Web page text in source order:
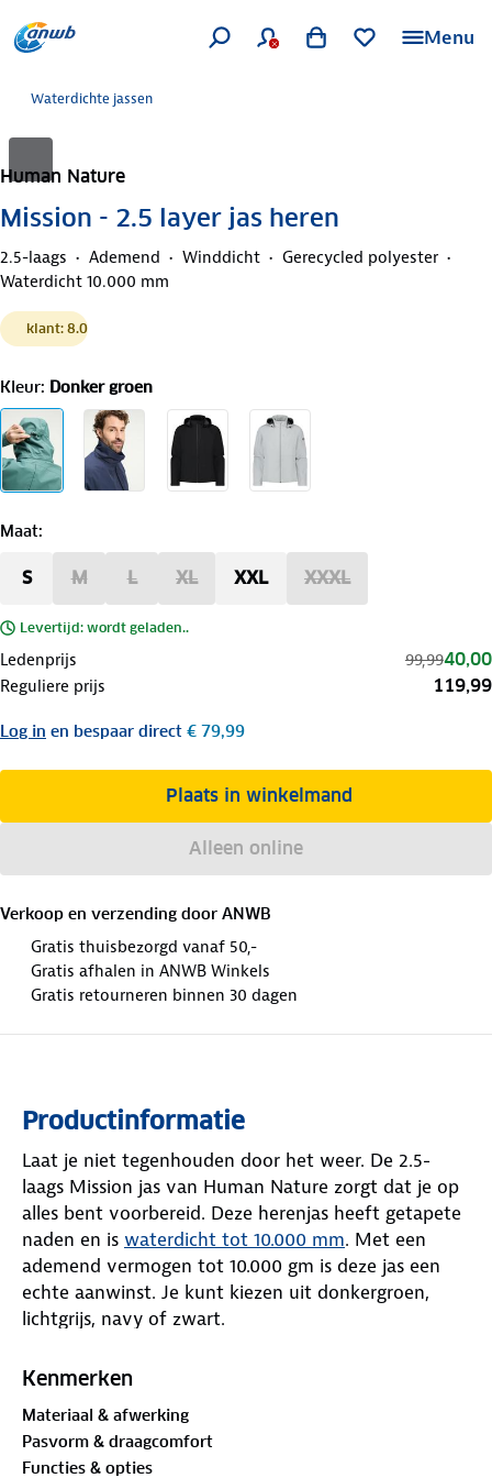
Menu
Waterdichte jassen
Human Nature
Mission - 2.5 layer jas heren
2.5-laags Ademend Winddicht
Gerecycled polyester
Waterdicht 10.000 mm
klant: 8.0
Kleur: Donker groen
Maat:
S M L XL XXL XXXL
Levertijd: wordt geladen..
Ledenprijs 99,9940,00
Reguliere prijs 119,99
Log in en bespaar direct € 79,99
Plaats in winkelmand
Alleen online
Verkoop en verzending door ANWB
Gratis thuisbezorgd vanaf 50,-
Gratis afhalen in ANWB Winkels
Gratis retourneren binnen 30 dagen
Productinformatie
Laat je niet tegenhouden door het weer. De 2.5-
laags Mission jas van Human Nature zorgt dat je op
alles bent voorbereid. Deze herenjas heeft getapete
naden en is waterdicht tot 10.000 mm. Met een
ademend vermogen tot 10.000 gm is deze jas een
echte aanwinst. Je kunt kiezen uit donkergroen,
lichtgrijs, navy of zwart.
Word je overvallen door een regenbui? Zet dan snel
capuchon er gemakkelijk af dankzij de handige
drukknopen. De elastische eigenschappen van de jas
Kenmerken
Materiaal & afwerking
Pasvorm & draagcomfort
Functies & opties